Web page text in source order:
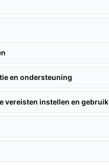
en ondersteuning
vereisten instellen en gebruik